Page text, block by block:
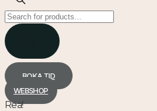
Products
search
BOKA TID
WEBSHOP
Rea!